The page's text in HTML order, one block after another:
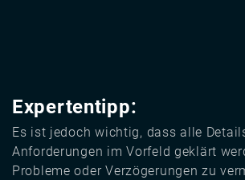
Expertentipp:
Es ist jedoch wichtig, dass alle
Anforderungen im Vorfeld geklärt
Probleme oder Verzögerungen zu